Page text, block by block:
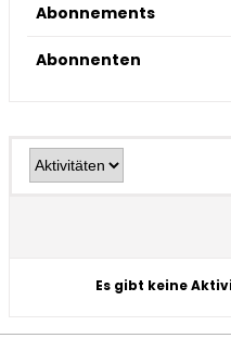
Abonnements
Abonnenten
Es gibt keine